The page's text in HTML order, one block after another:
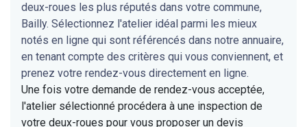
deux-roues les plus réputés dans votre commune,
Bailly. Sélectionnez l'atelier idéal parmi les mieux
notés en ligne qui sont référencés dans notre annuaire,
en tenant compte des critères qui vous conviennent, et
prenez votre rendez-vous directement en ligne.
Une fois votre demande de rendez-vous acceptée,
l'atelier sélectionné procédera à une inspection de
votre deux-roues pour vous proposer un devis